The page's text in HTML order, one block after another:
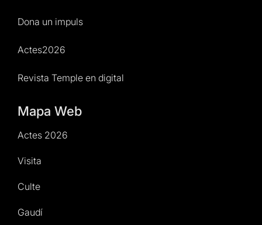
Dona un impuls
Actes2026
Revista Temple en digital
Mapa Web
Actes 2026
Visita
Culte
Gaudí